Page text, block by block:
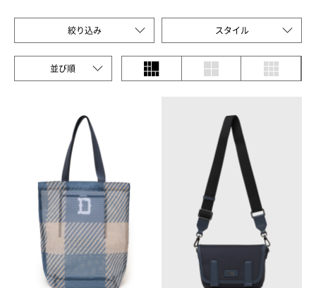
絞り込み スタイル
並び順